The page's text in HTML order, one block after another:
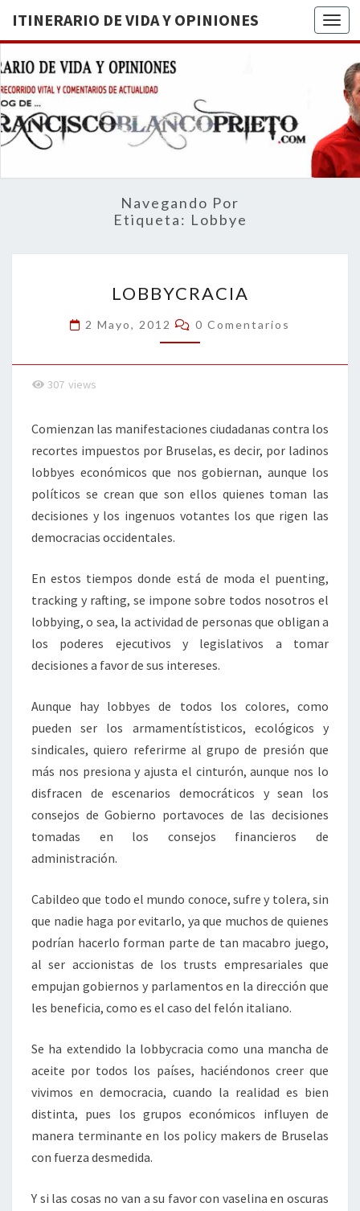
ITINERARIO DE VIDA Y OPINIONES
DE
BREVE
RECORRIDO
VITAL Y
ACTUALIDAD
Navegando Por
Etiqueta: Lobbye
LOBBYCRACIA
2 Mayo, 2012 Comentarios
0 Comentarios
307 views
Comienzan las manifestaciones ciudadanas contra los
recortes impuestos por Bruselas, es decir, por ladinos
lobbyes económicos que nos gobiernan, aunque los
políticos se crean que son ellos quienes toman las
decisiones y los ingenuos votantes los que rigen las
democracias occidentales.
En estos tiempos donde está de moda el puenting,
tracking y rafting, se impone sobre todos nosotros el
lobbying, o sea, la actividad de personas que obligan a
los poderes ejecutivos y legislativos a tomar
decisiones a favor de sus intereses.
Aunque hay lobbyes de todos los colores, como
pueden ser los armamentístisticos, ecológicos y
sindicales, quiero referirme al grupo de presión que
más nos presiona y ajusta el cinturón, aunque nos lo
disfracen de escenarios democráticos y sean los
consejos de Gobierno portavoces de las decisiones
tomadas en los consejos financieros de
administración.
Cabildeo que todo el mundo conoce, sufre y tolera, sin
que nadie haga por evitarlo, ya que muchos de quienes
podrían hacerlo forman parte de tan macabro juego,
al ser accionistas de los trusts empresariales que
empujan gobiernos y parlamentos en la dirección que
les beneficia, como es el caso del felón italiano.
Se ha extendido la lobbycracia como una mancha de
aceite por todos los países, haciéndonos creer que
vivimos en democracia, cuando la realidad es bien
distinta, pues los grupos económicos influyen de
manera terminante en los policy makers de Bruselas
con fuerza desmedida.
Y si las cosas no van a su favor con vaselina en oscuras